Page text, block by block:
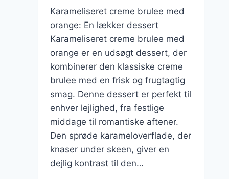
Karameliseret creme brulee med
orange: En lækker dessert
Karameliseret creme brulee med
orange er en udsøgt dessert, der
kombinerer den klassiske creme
brulee med en frisk og frugtagtig
smag. Denne dessert er perfekt til
enhver lejlighed, fra festlige
middage til romantiske aftener.
Den sprøde karameloverflade, der
knaser under skeen, giver en
dejlig kontrast til den…